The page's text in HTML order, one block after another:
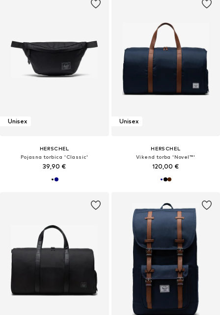
Unisex
HERSCHEL
Pojasna torbica 'Classic'
39,90 €
Unisex
HERSCHEL
Vikend torba 'Novel™'
120,00 €